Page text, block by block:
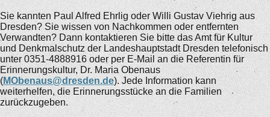
Sie kannten Paul Alfred Ehrlig oder Willi Gustav Viehrig aus
Dresden? Sie wissen von Nachkommen oder entfernten
Verwandten? Dann kontaktieren Sie bitte das Amt für Kultur
und Denkmalschutz der Landeshauptstadt Dresden telefonisch
unter 0351-4888916 oder per E-Mail an die Referentin für
Erinnerungskultur, Dr. Maria Obenaus
(MObenaus@dresden.de). Jede Information kann
weiterhelfen, die Erinnerungsstücke an die Familien
zurückzugeben.